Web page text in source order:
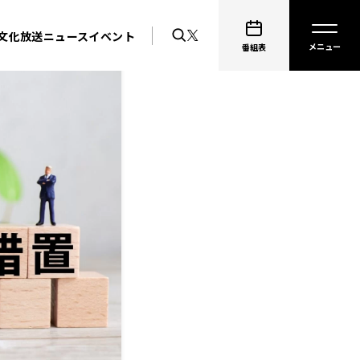
化放送ニュースイベント
番組表